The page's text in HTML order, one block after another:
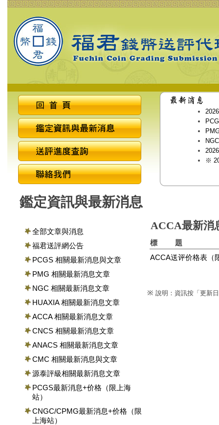
※
鑑定資訊與最新消息
全部文章與消息
福君送評網公告
PCGS 相關最新消息與文章
PMG 相關最新消息文章
NGC 相關最新消息文章
HUAXIA 相關最新消息文章
ACCA 相關最新消息文章
CNCS 相關最新消息文章
ANACS 相關最新消息文章
CMC 相關最新消息與文章
源泰評級相關最新消息文章
PCGS最新消息+价格（限上海
站）
CNGC/CPMG最新消息+价格（限
上海站）
ACCA最新消
標 題
ACCA送评价格表（
※ 說明：資訊按「更新